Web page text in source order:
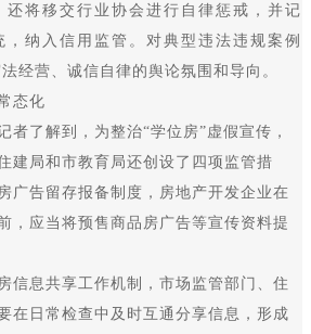
还将移交行业协会进行自律惩戒，并记
，纳入信用监管。对典型违法违规案例
经营、诚信自律的舆论氛围和导向。
态化
了解到，为整治“学位房”虚假宣传，
建局和市教育局还创设了四项监管措
广告留存报备制度，房地产开发企业在
，应当将预售商品房广告等宣传资料提
息共享工作机制，市场监管部门、住
在日常检查中及时互通分享信息，形成